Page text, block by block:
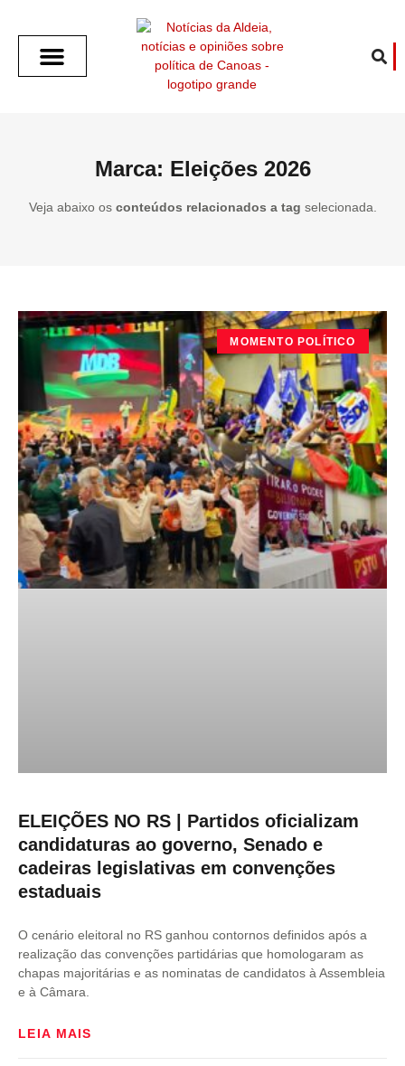
Marca: Eleições 2026
Veja abaixo os conteúdos relacionados a tag selecionada.
MOMENTO POLÍTICO
ELEIÇÕES NO RS | Partidos oficializam
candidaturas ao governo, Senado e
cadeiras legislativas em convenções
estaduais
O cenário eleitoral no RS ganhou contornos definidos após a
realização das convenções partidárias que homologaram as
chapas majoritárias e as nominatas de candidatos à Assembleia
e à Câmara.
LEIA MAIS